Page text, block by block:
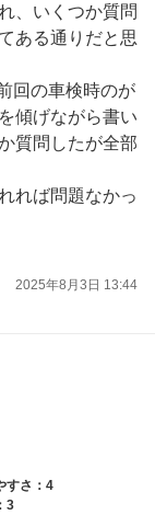
、いくつか質問
ある通りだと思
回の車検時のが
傾げながら書い
質問したが全部
れば問題なかっ
2025年8月3日 13:44
すさ：4
3